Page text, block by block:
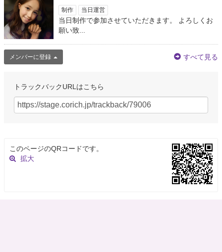
佐藤ケンタ
@310kensanba
昨日、所属劇団 ことのはbox第9回公演 「見よ、飛行機の高く飛べるを」 無
事、終演致しました。 今回制作として関わらせて頂き、支える側を知り良き
経験となりました。 今回関わった全ての方に感謝致します。 ありがとうご
渡辺 ちあき
ていてもやっぱり運動会からのシーンで胸が締め付けられ涙が止まりません
でした…。 皆さまお…
7年以上前
制作 当日運営
当日制作で参加させていただきます。 よろしくお
願い致...
メンバーに登録 すべて見る
トラックバックURLはこちら
このページのQRコードです。
拡大